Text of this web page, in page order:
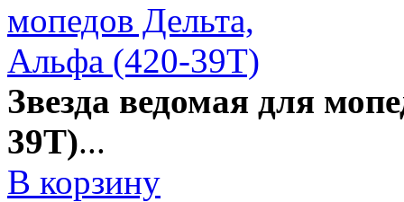
Звезда ведомая для
39T)...
В корзину